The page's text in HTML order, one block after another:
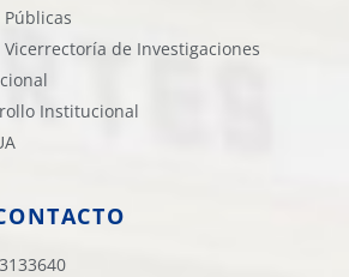
Vicerrectoría de Investigaciones
Institucional